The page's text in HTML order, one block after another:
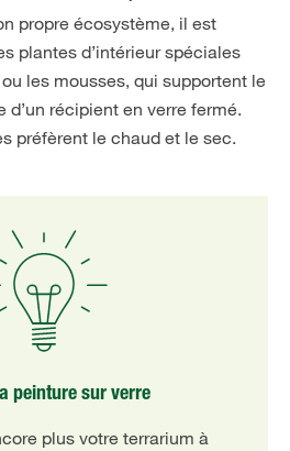
propre écosystème, il est
plantes d’intérieur spéciales
les mousses, qui supportent le
récipient en verre fermé.
préfèrent le chaud et le sec.
peinture sur verre
plus votre terrarium à